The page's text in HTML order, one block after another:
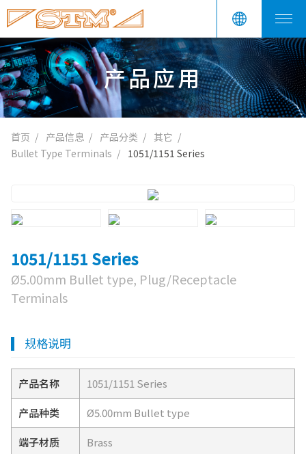
产品应用
首页 产品信息 产品分类
其它
Bullet Type Terminals
1051/1151 Series
1051/1151 Series
Ø5.00mm Bullet type, Plug/Receptacle
Terminals
规格说明
产品名称 1051/1151 Series
产品种类 Ø5.00mm Bullet type
端子材质 Brass